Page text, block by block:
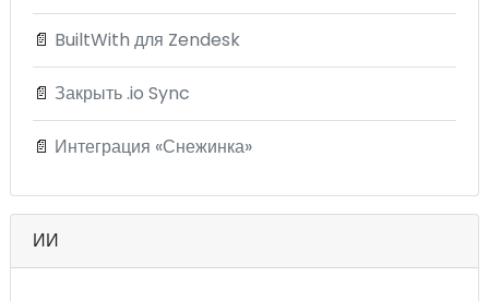
📄 BuiltWith для Zendesk
📄 Закрыть .io Sync
📄 Интеграция «Снежинка»
ИИ